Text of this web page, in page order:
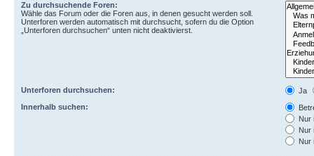
Zu durchsuchende Foren:
Wähle das Forum oder die Foren aus, in denen gesucht werden soll.
Unterforen werden automatisch mit durchsucht, sofern du die Option
„Unterforen durchsuchen“ unten nicht deaktivierst.
Unterforen durchsuchen:
Ja
Innerhalb suchen:
Nur
Nur
Nur